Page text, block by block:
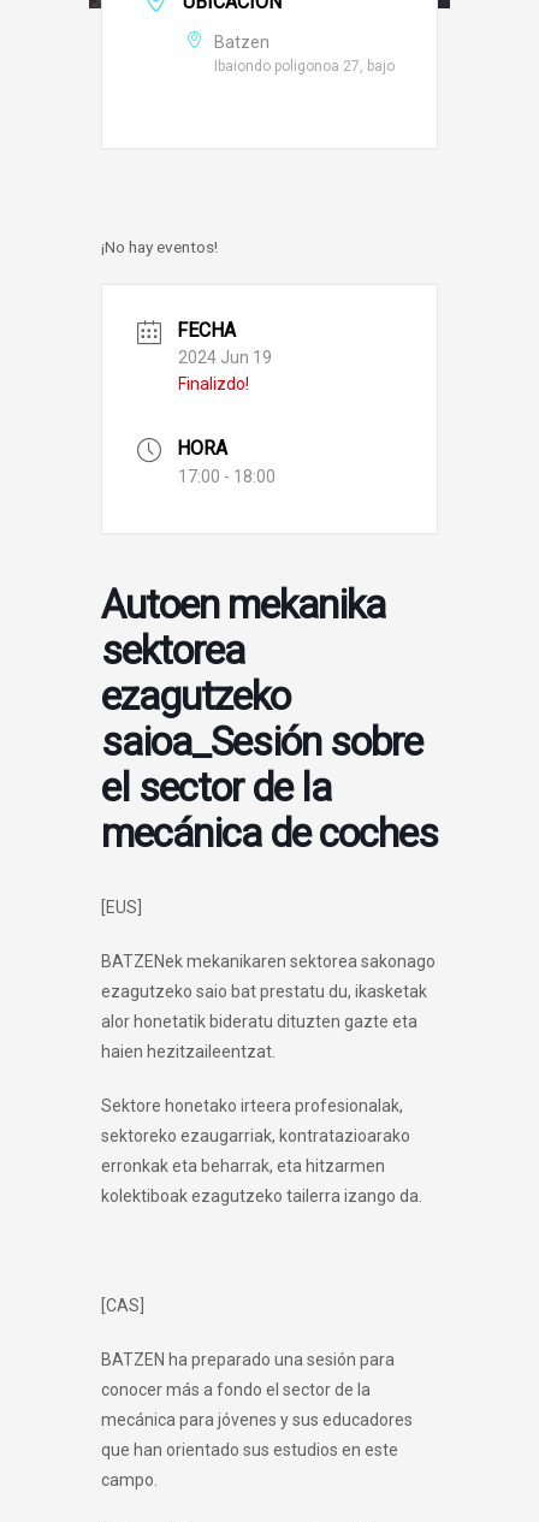
Batzen
Ibaiondo poligonoa 27, bajo
¡No hay eventos!
FECHA
2024 Jun 19
Finalizdo!
HORA
17:00 - 18:00
Autoen mekanika
sektorea
ezagutzeko
saioa_Sesión sobre
el sector de la
mecánica de coches
[EUS]
BATZENek mekanikaren sektorea sakonago
ezagutzeko saio bat prestatu du, ikasketak
alor honetatik bideratu dituzten gazte eta
haien hezitzaileentzat.
Sektore honetako irteera profesionalak,
sektoreko ezaugarriak, kontratazioarako
erronkak eta beharrak, eta hitzarmen
kolektiboak ezagutzeko tailerra izango da.
[CAS]
BATZEN ha preparado una sesión para
conocer más a fondo el sector de la
mecánica para jóvenes y sus educadores
que han orientado sus estudios en este
campo.